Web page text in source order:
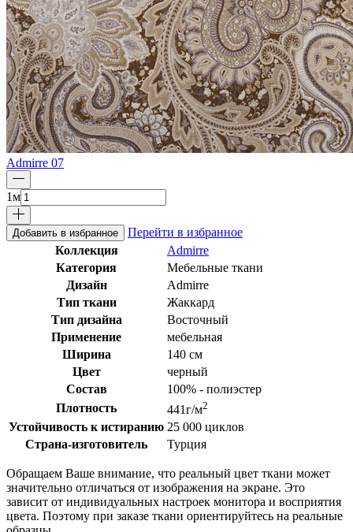
Admirre 07
1м
Добавить в избранное
Перейти в избранное
Коллекция
Admirre
Категория
Мебельные ткани
Дизайн
Admirre
Тип ткани
Жаккард
Тип дизайна
Восточный
Применение
мебельная
Ширина
140 см
Цвет
черный
Состав
100% - полиэстер
Плотность
441г/м2
Устойчивость к истиранию 25 000 циклов
Страна-изготовитель
Турция
Обращаем Ваше внимание, что реальный цвет ткани может
значительно отличаться от изображения на экране. Это
зависит от индивидуальных настроек монитора и восприятия
цвета. Поэтому при заказе ткани ориентируйтесь на реальные